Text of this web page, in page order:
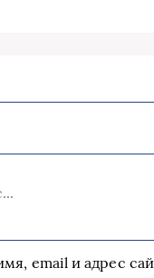
email и адрес